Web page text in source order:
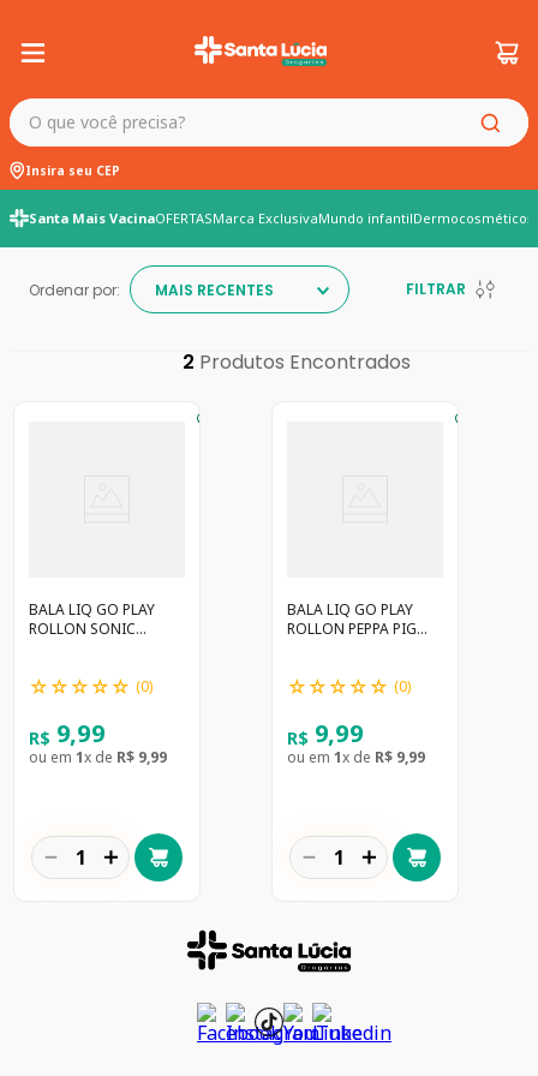
O que você precisa?
Insira seu CEP
Santa Mais VacinaOFERTASMarca ExclusivaMundo infantilDermocosméticos
Ordenar por: MAIS RECENTES FILTRAR
2
BALA LIQ GO PLAY
ROLLON SONIC
☆☆☆☆☆ (0)
R$ 9,99
ou em 1x de R$ 9,99
＋
－
BALA LIQ GO PLAY
ROLLON PEPPA PIG
☆☆☆☆☆ (0)
R$ 9,99
ou em 1x de R$ 9,99
＋
－